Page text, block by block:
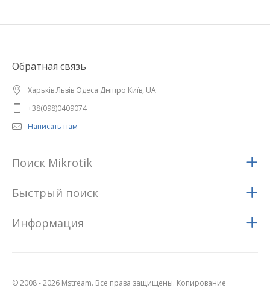
Обратная связь
Харьків Львів Одеса Дніпро Київ, UA
+38(098)0409074
Написать нам
Поиск Mikrotik
Быстрый поиск
Информация
© 2008 - 2026 Mstream. Все права защищены. Копирование